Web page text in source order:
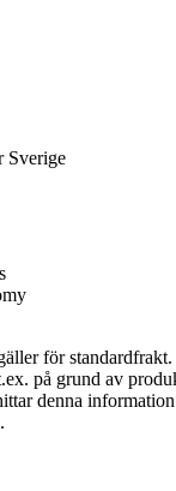
Sverige
för
på grund av
denna